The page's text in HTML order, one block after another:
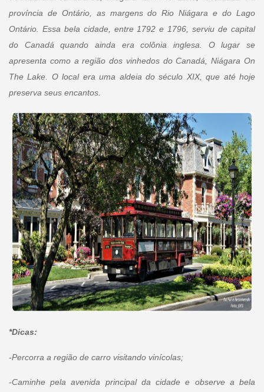
província de Ontário, as margens do Rio Niágara e do Lago
Ontário. Essa bela cidade, entre 1792 e 1796, serviu de capital
do Canadá quando ainda era colônia inglesa. O lugar se
apresenta como a região dos vinhedos do Canadá, Niágara On
The Lake. O local era uma aldeia do século XIX, que até hoje
preserva seus encantos.
*Dicas:
-Percorra a região de carro visitando vinícolas;
-Caminhe pela avenida principal da cidade e observe a bela